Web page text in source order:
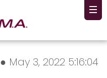
● May 3, 2022 5:16:04